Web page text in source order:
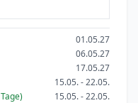
01.05.27
06.05.27
17.05.27
15.05. - 22.05.
Tage) 15.05. - 22.05.